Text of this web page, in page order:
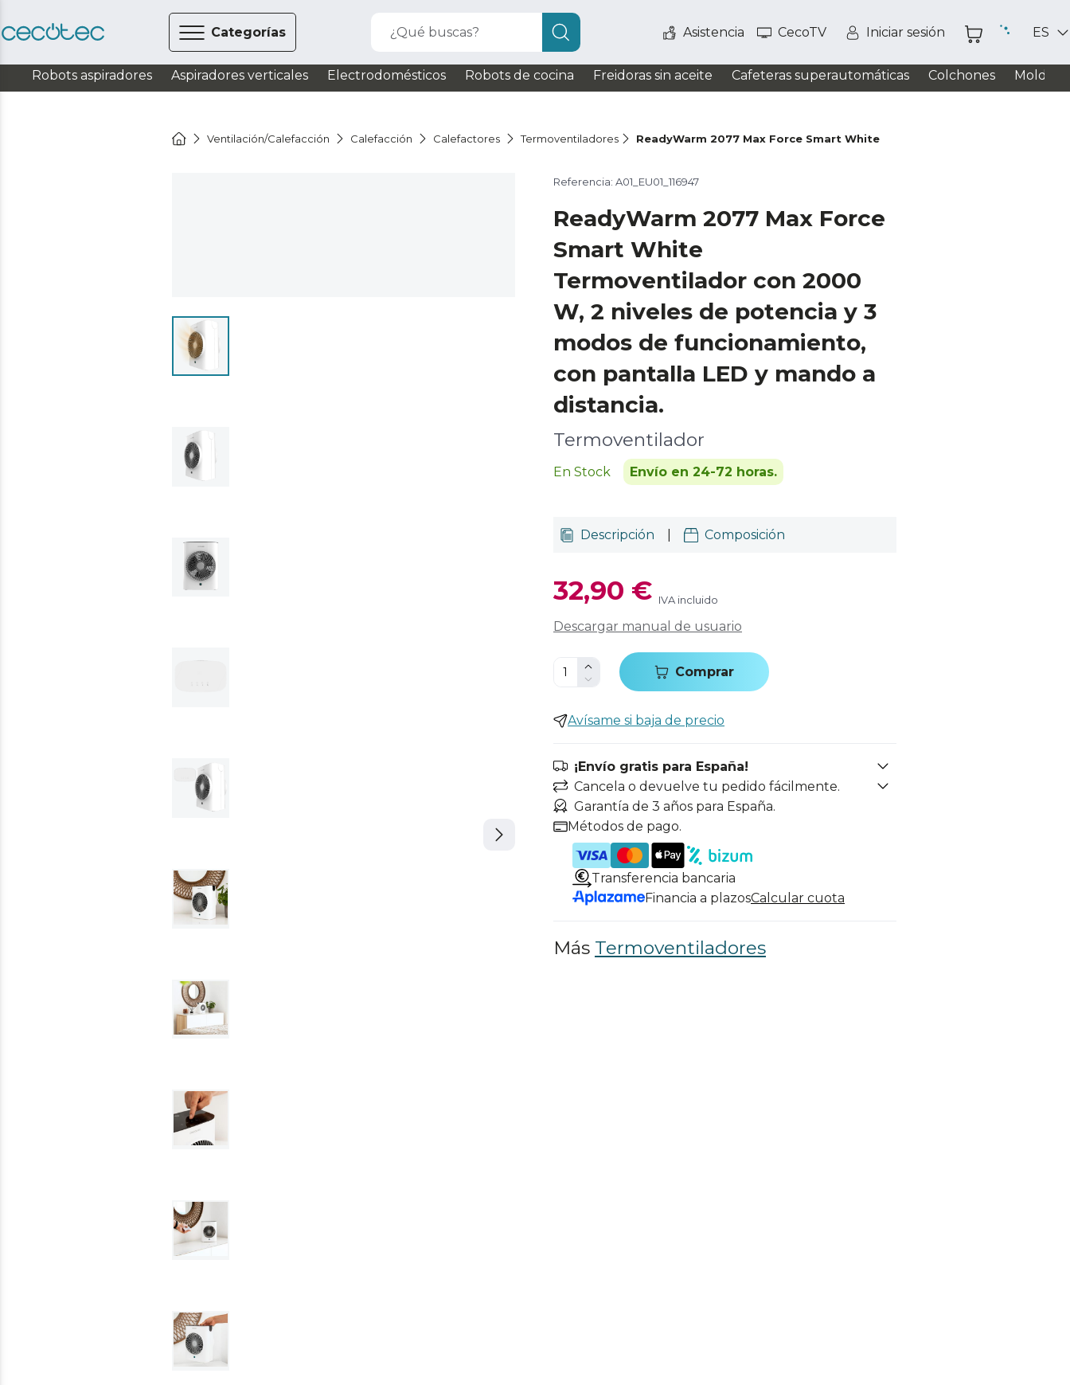
Categorías ¿Qué buscas? Asistencia CecoTV Iniciar sesión ES
Robots aspiradores Aspiradores verticales Electrodomésticos Robots de cocina Freidoras sin aceite Cafeteras superautomáticas Colchones
Ventilación/Calefacción Calefacción Calefactores Termoventiladores ReadyWarm 2077 Max Force Smart White
Referencia: A01_EU01_116947
ReadyWarm 2077 Max Force
Smart White
Termoventilador con 2000
W, 2 niveles de potencia y 3
modos de funcionamiento,
con pantalla LED y mando a
distancia.
Termoventilador
En Stock Envío en 24-72 horas.
Descripción Composición
32,90 € IVA incluido
Descargar manual de usuario
Comprar
Avísame si baja de precio
¡Envío gratis para España!
Cancela o devuelve tu pedido fácilmente.
Garantía de 3 años para España.
Métodos de pago.
Transferencia bancaria
Financia a plazosCalcular cuota
Más Termoventiladores